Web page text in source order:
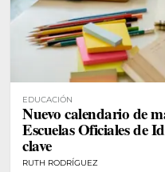
EDUCACIÓN
Nuevo calendario de
Escuelas Oficiales de
clave
RUTH RODRÍGUEZ